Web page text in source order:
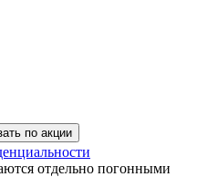
по акции
отдельно погонными